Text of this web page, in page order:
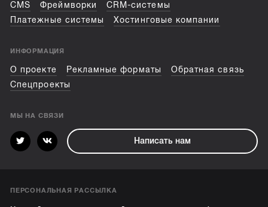
CMS Фреймворки
CRM-системы
Платежные системы
Хостинговые компании
ИНФОРМАЦИЯ
О проекте Рекламные форматы
Обратная связь
Спецпроекты
МЫ НА СВЯЗИ
Написать нам
ПЕРСОНАЛЬНАЯ РАССЫЛКА